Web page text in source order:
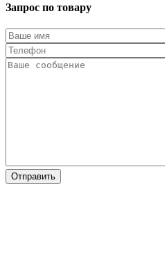
Запрос по товару